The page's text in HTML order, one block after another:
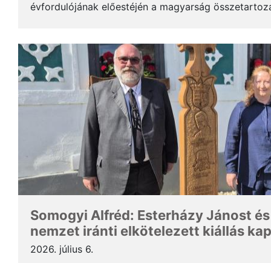
évfordulójának előestéjén a magyarság
Somogyi Alfréd: Esterházy Jánost
nemzet iránti elkötelezett kiállás
2026. július 6.